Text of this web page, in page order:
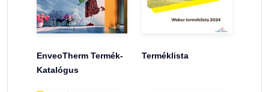
EnveoTherm Termék-
Katalógus
Terméklista